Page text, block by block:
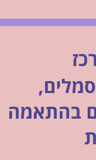
בהתאמה